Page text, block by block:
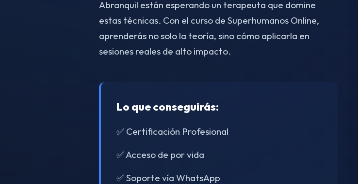
Abranquil están esperando un terapeuta que domine
estas técnicas. Con el curso de Superhumanos Online,
aprenderás no solo la teoría, sino cómo aplicarla en
sesiones reales de alto impacto.
Lo que conseguirás:
✅ Certificación Profesional
✅ Acceso de por vida
✅ Soporte vía WhatsApp